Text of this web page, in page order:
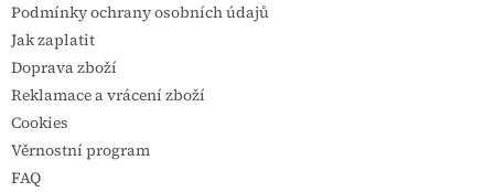
Podmínky ochrany osobních údajů
Jak zaplatit
Doprava zboží
Reklamace a vrácení zboží
Cookies
Věrnostní program
FAQ